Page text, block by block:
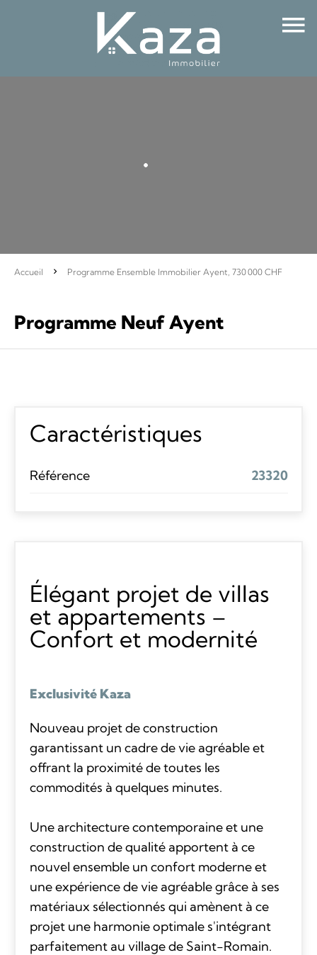
Accueil Programme Ensemble Immobilier Ayent, 730 000 CHF
Programme Neuf Ayent
Caractéristiques
Référence 23320
Élégant projet de villas
et appartements –
Confort et modernité
Exclusivité Kaza
Nouveau projet de construction
garantissant un cadre de vie agréable et
offrant la proximité de toutes les
commodités à quelques minutes.
Une architecture contemporaine et une
construction de qualité apportent à ce
nouvel ensemble un confort moderne et
une expérience de vie agréable grâce à ses
matériaux sélectionnés qui amènent à ce
projet une harmonie optimale s'intégrant
parfaitement au village de Saint-Romain.